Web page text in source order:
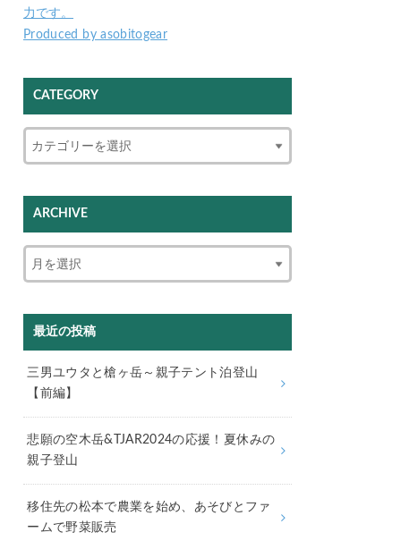
力です。
Produced by asobitogear
CATEGORY
ARCHIVE
最近の投稿
三男ユウタと槍ヶ岳～親子テント泊登山
【前編】
悲願の空木岳&TJAR2024の応援！夏休みの
親子登山
移住先の松本で農業を始め、あそびとファ
ームで野菜販売